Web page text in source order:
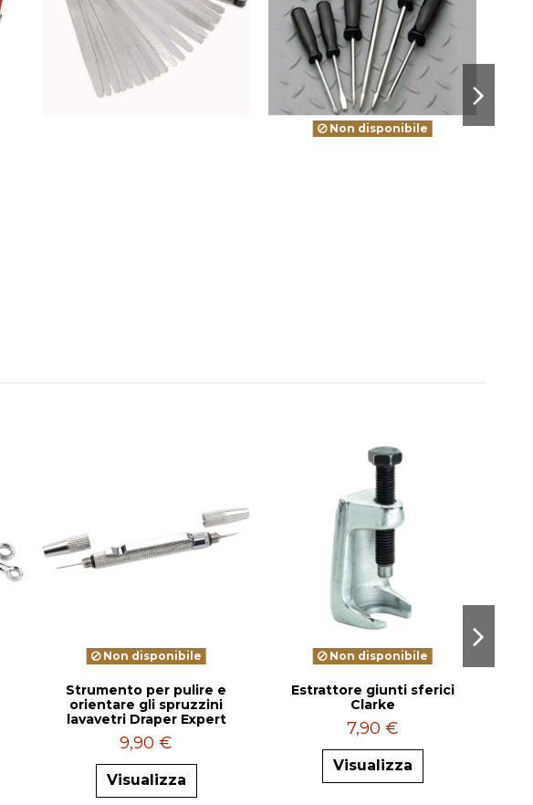
Non disponibile
Non disponibile
Strumento per pulire e
orientare gli spruzzini
lavavetri Draper Expert
9,90 €
Visualizza
Non disponibile
Estrattore giunti sferici
Clarke
7,90 €
Visualizza